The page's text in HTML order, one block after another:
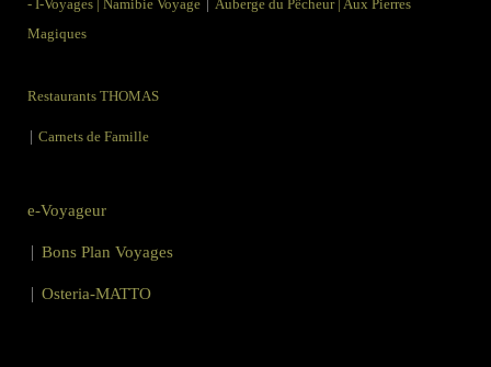
- I-Voyages | Namibie Voyage Auberge du Pêcheur | Aux Pierres
Magiques
Restaurants THOMAS
| Carnets de Famille
e-Voyageur
| Bons Plan Voyages
| Osteria-MATTO